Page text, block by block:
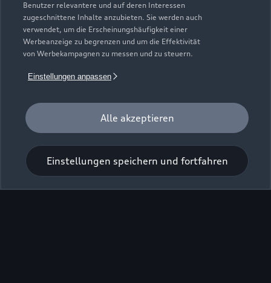
Benutzer relevantere und auf deren Interessen
zugeschnittene Inhalte anzubieten. Sie werden auch
verwendet, um die Erscheinungshäufigkeit einer
Werbeanzeige zu begrenzen und um die Effektivität
von Werbekampagnen zu messen und zu steuern.
Einstellungen anpassen
Alle akzeptieren
Einstellungen speichern und fortfahren
Modelle